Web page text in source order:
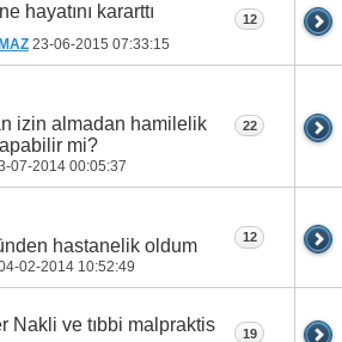
hayatını kararttı
23-06-2015 07:33:15
12
izin almadan hamilelik
mi?
07-2014 00:05:37
22
hastanelik oldum
02-2014 10:52:49
12
Nakli ve tıbbi malpraktis 19